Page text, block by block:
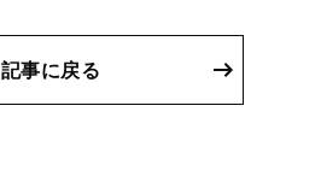
記事に戻る